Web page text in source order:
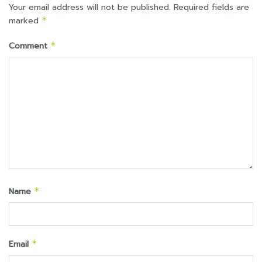
Your email address will not be published. Required fields are
marked *
Comment *
Name *
Email *